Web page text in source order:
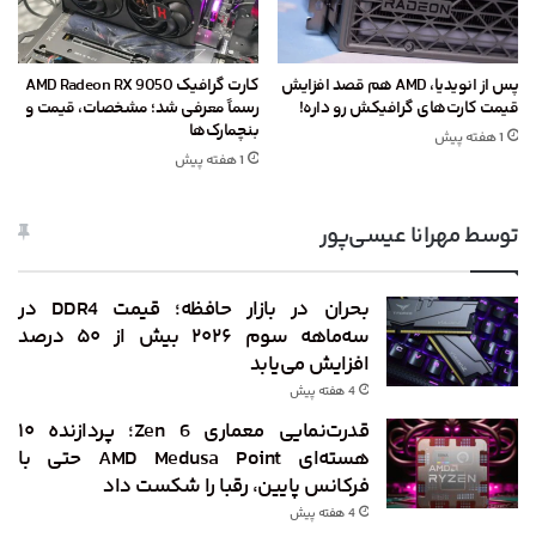
پس از انویدیا، AMD هم قصد افزایش
قیمت کارت‌های گرافیکش رو داره!
1 هفته پیش
کارت گرافیک AMD Radeon RX 9050
رسماً معرفی شد؛ مشخصات، قیمت و
بنچمارک‌ها
1 هفته پیش
توسط مهرانا عیسی‌پور
بحران در بازار حافظه؛ قیمت DDR4 در
سه‌ماهه سوم ۲۰۲۶ بیش از ۵۰ درصد
افزایش می‌یابد
4 هفته پیش
قدرت‌نمایی معماری Zen 6؛ پردازنده ۱۰
هسته‌ای AMD Medusa Point حتی با
فرکانس پایین، رقبا را شکست داد
4 هفته پیش